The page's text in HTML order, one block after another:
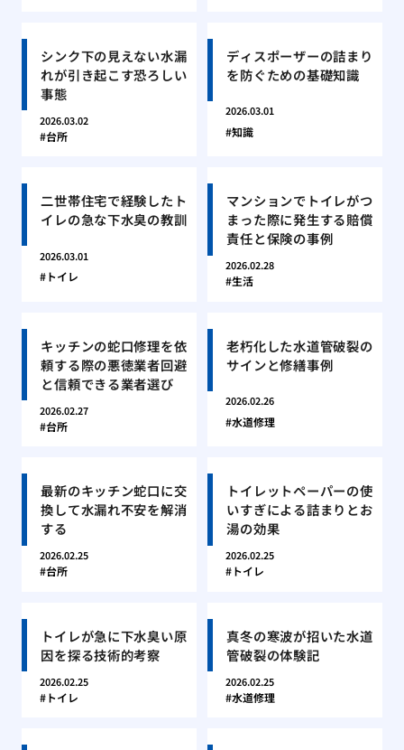
シンク下の見えない水漏
れが引き起こす恐ろしい
事態
2026.03.02
台所
ディスポーザーの詰まり
を防ぐための基礎知識
2026.03.01
知識
二世帯住宅で経験したト
イレの急な下水臭の教訓
2026.03.01
トイレ
マンションでトイレがつ
まった際に発生する賠償
責任と保険の事例
2026.02.28
生活
キッチンの蛇口修理を依
頼する際の悪徳業者回避
と信頼できる業者選び
2026.02.27
台所
老朽化した水道管破裂の
サインと修繕事例
2026.02.26
水道修理
最新のキッチン蛇口に交
換して水漏れ不安を解消
する
2026.02.25
台所
トイレットペーパーの使
いすぎによる詰まりとお
湯の効果
2026.02.25
トイレ
トイレが急に下水臭い原
因を探る技術的考察
2026.02.25
トイレ
真冬の寒波が招いた水道
管破裂の体験記
2026.02.25
水道修理